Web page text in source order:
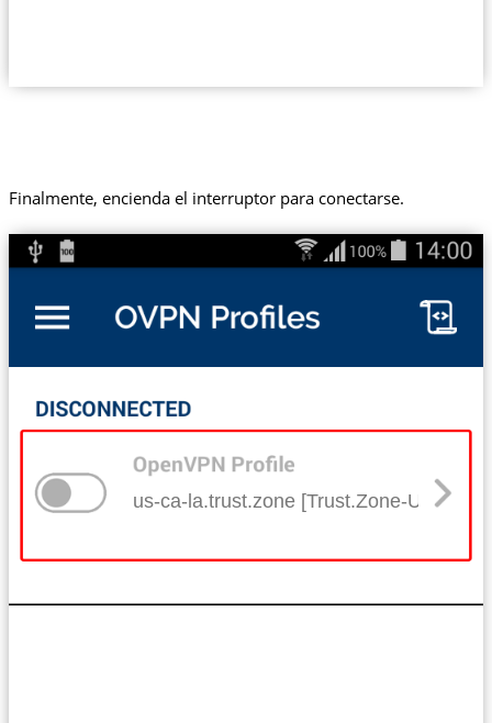
Finalmente, encienda el interruptor para conectarse.
us-ca-la.trust.zone [Trust.Zone-United-